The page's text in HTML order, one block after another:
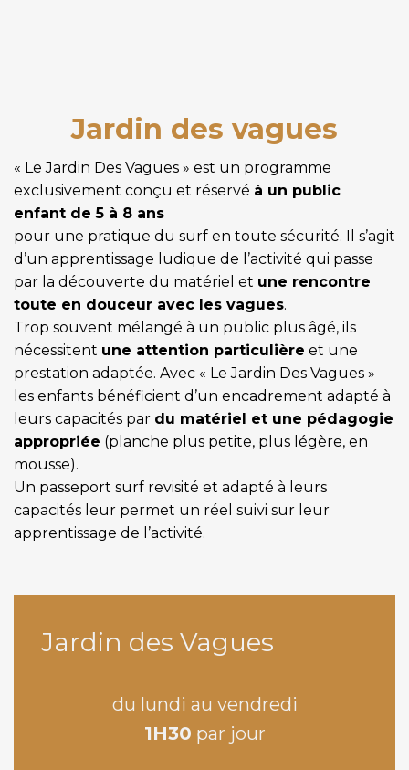
Jardin des vagues
« Le Jardin Des Vagues » est un programme
exclusivement conçu et réservé à un public
enfant de 5 à 8 ans
pour une pratique du surf en toute sécurité. Il s’agit
d’un apprentissage ludique de l’activité qui passe
par la découverte du matériel et une rencontre
toute en douceur avec les vagues.
Trop souvent mélangé à un public plus âgé, ils
nécessitent une attention particulière et une
prestation adaptée. Avec « Le Jardin Des Vagues »
les enfants bénéficient d’un encadrement adapté à
leurs capacités par du matériel et une pédagogie
appropriée (planche plus petite, plus légère, en
mousse).
Un passeport surf revisité et adapté à leurs
capacités leur permet un réel suivi sur leur
apprentissage de l’activité.
Jardin des Vagues
du lundi au vendredi
1H30 par jour